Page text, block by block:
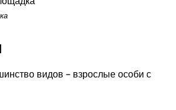
видов – взрослые особи с